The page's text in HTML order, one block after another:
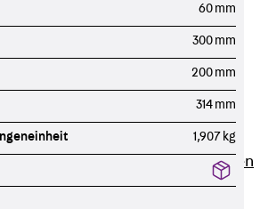
Technische Beratung
Presse
Karriere
Stellenausschreibungen
Unsere Standorte
60 mm
300 mm
200 mm
314 mm
1,907 kg